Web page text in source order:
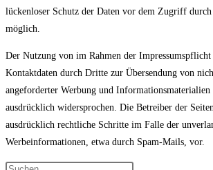
lückenloser Schutz der Daten vor dem Zugriff
möglich.
Der Nutzung von im Rahmen der
Kontaktdaten durch Dritte zur Übersendung von
angeforderter Werbung und
ausdrücklich widersprochen. Die Betreiber der
ausdrücklich rechtliche Schritte im Falle der
Werbeinformationen, etwa durch Spam-Mails, vor.